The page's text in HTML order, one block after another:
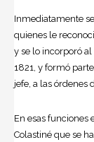
Inmediatamente
quienes le
y se lo incorporó
1821, y formó
jefe, a las órdenes
En esas
Colastiné que se